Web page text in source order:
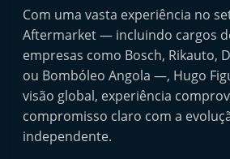
d
e
p
e
n
d
Com uma vasta experiência no
Aftermarket — incluindo cargos
empresas como Bosch, Rikauto,
ou Bombóleo Angola —, Hugo
visão global, experiência
compromisso claro com a
independente.